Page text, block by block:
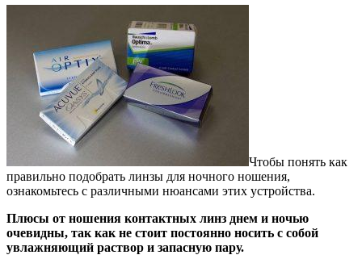
Чтобы понять как
правильно подобрать линзы для ночного ношения,
ознакомьтесь с различными нюансами этих устройства.
Плюсы от ношения контактных линз днем и ночью
очевидны, так как не стоит постоянно носить с собой
увлажняющий раствор и запасную пару.